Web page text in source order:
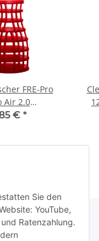
FRE-Pro
Air 2.0
Kiwi
€ *
Sie den
YouTube,
Ratenzahlung.